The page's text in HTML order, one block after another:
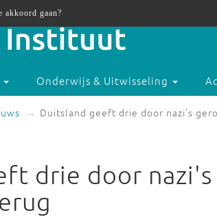
Onderwijs & Uitwisseling
Duitsland geeft drie door nazi's
drie door
akkoord gaan?